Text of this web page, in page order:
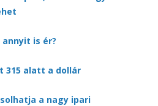
is ér?
315 alatt a dollár
a nagy ipari